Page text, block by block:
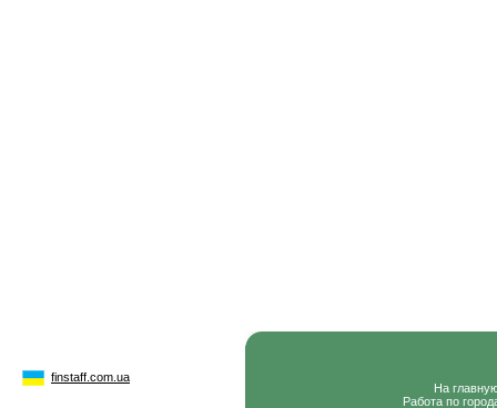
finstaff.com.ua
На
Работа по